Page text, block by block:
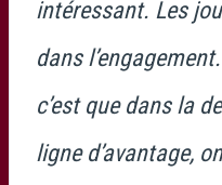
intéressant. Les
dans
c’est que dans la
ligne d’avantage,